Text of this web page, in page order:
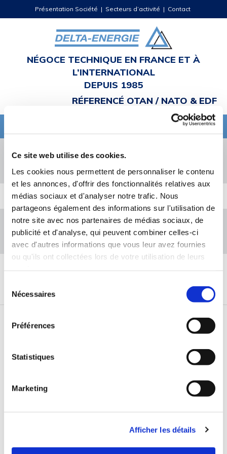
Ce site web utilise des cookies.
Les cookies nous permettent de personnaliser le contenu
et les annonces, d'offrir des fonctionnalités relatives aux
médias sociaux et d'analyser notre trafic. Nous
partageons également des informations sur l'utilisation de
notre site avec nos partenaires de médias sociaux, de
publicité et d'analyse, qui peuvent combiner celles-ci
avec d'autres informations que vous leur avez fournies
ou qu'ils ont collectées lors de votre utilisation de leurs
Nécessaires
Préférences
Statistiques
Marketing
Afficher les détails
Présentation Société | Secteurs d’activité | Contact
NÉGOCE TECHNIQUE EN FRANCE ET À
L’INTERNATIONAL
DEPUIS 1985
RÉFERENCÉ OTAN / NATO & EDF
Appelez-nous
Appelez-nous